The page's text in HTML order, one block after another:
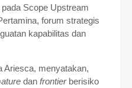
Scope Upstream
forum strategis
kapabilitas dan
Ariesca, menyatakan,
dan frontierberisiko